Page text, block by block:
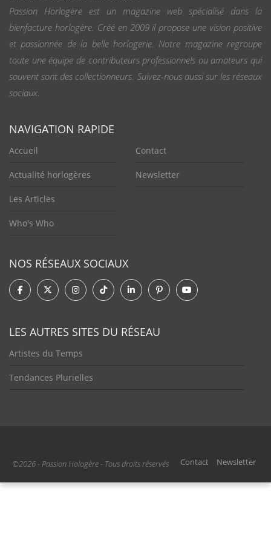
Passion Horlogère est un magazine web spécialisé dans la
bienfacture horlogère. Créé en 2009 il propose une vision positive
et passionnée de la belle horlogerie. Notre magazine regroupe
toute une équipe de contributeurs professionnels ou amateurs qui
souvent sont des collectionneurs. Suivez-nous aussi sur les réseaux
sociaux.
NAVIGATION RAPIDE
Accueil
Actualité horlogères
Les Articles
Who's Who
Contact
Newsletter
NOS RÉSEAUX SOCIAUX
LES AUTRES SITES DU RÉSEAU
Artistes du Temps
Tendances Plurielles
©2026 - Passion Hologère - Tous droits réservés Contact Newsletter